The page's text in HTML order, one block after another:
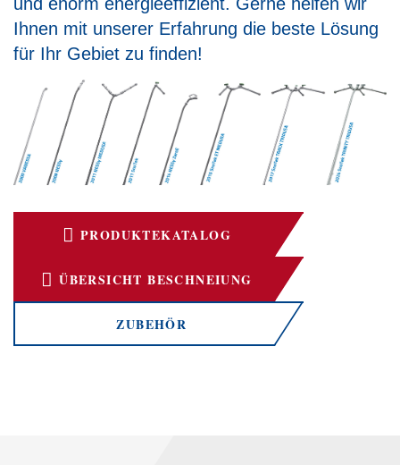
Ihnen mit unserer Erfahrung die beste Lösung
für Ihr Gebiet zu finden!
PRODUKTEKATALOG
ÜBERSICHT BESCHNEIUNG
ZUBEHÖR